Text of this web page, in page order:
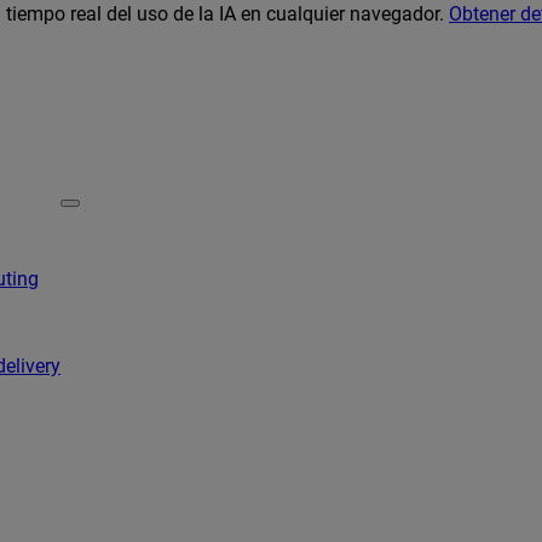
real del uso de la IA en cualquier navegador. Obtener